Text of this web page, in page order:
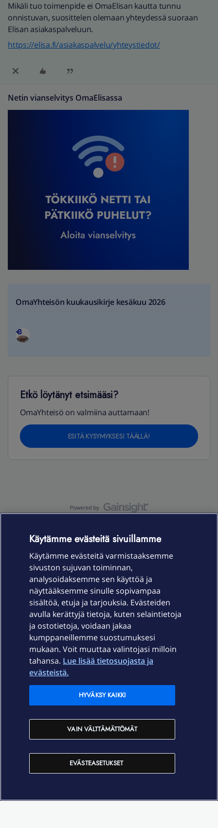
Mikäli tuo toimenpide ei OmaElisan kautta tunnu
onnistuvan, suosittelen olemaan yhteydessä suoraan
Elisan asiakaspalveluun.
https://elisa.fi/asiakaspalvelu/yhteystiedot/
Netin vianselvitys OmaElisassa
OmaYhteisön kuukausikirje kesäkuu 2026
Etkö löytänyt etsimääsi?
OmaYhteisö on valmiina auttamaan!
ESITÄ KYSYMYKSESI TÄÄLLÄ!
Laitteet & liittymät
Palvelut
Ajankohtaista
Elisa Oyj
In English
Käytämme evästeitä sivuillamme
Käytämme evästeitä varmistaaksemme
sivuston sujuvan toiminnan,
analysoidaksemme sen käyttöä ja
näyttääksemme sinulle sopivampaa
sisältöä, etuja ja tarjouksia. Evästeiden
avulla kerättyjä tietoja, kuten selaintietoja
ja ostotietoja, voidaan jakaa
kumppaneillemme suostumuksesi
mukaan. Voit muuttaa valintojasi milloin
tahansa. Lue lisää tietosuojasta ja
evästeistä.
EVÄSTEASETUKSET
VAIN VÄLTTÄMÄTTÖMÄT
HYVÄKSY KAIKKI